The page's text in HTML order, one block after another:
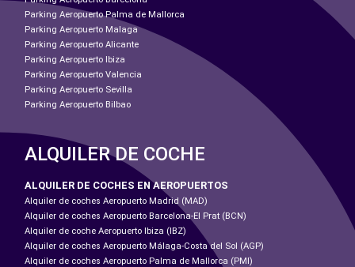
Parking Aeropuerto Palma de Mallorca
Parking Aeropuerto Malaga
Parking Aeropuerto Alicante
Parking Aeropuerto Ibiza
Parking Aeropuerto Valencia
Parking Aeropuerto Sevilla
Parking Aeropuerto Bilbao
ALQUILER DE COCHE
ALQUILER DE COCHES EN AEROPUERTOS
Alquiler de coches Aeropuerto Madrid (MAD)
Alquiler de coches Aeropuerto Barcelona-El Prat (BCN)
Alquiler de coche Aeropuerto Ibiza (IBZ)
Alquiler de coches Aeropuerto Málaga-Costa del Sol (AGP)
Alquiler de coches Aeropuerto Palma de Mallorca (PMI)